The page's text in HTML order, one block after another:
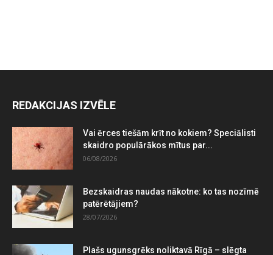
REDAKCIJAS IZVĒLE
Vai ērces tiešām krīt no kokiem? Speciālisti
skaidro populārākos mītus par...
06/08/2026
Bezskaidras naudas nākotne: ko tas nozīmē
patērētājiem?
28/07/2026
Plašs ugunsgrēks noliktavā Rīgā – slēgta